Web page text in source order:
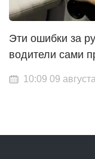
Эти ошибки за
водители сами
10:09 09